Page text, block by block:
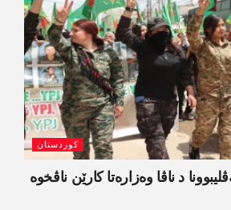
کوردستان
د ناڤا وەزارەتا کارێن ناڤخوە